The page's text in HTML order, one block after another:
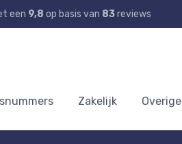
een 9,8 op basis van 83reviews
Zakelijk Overige